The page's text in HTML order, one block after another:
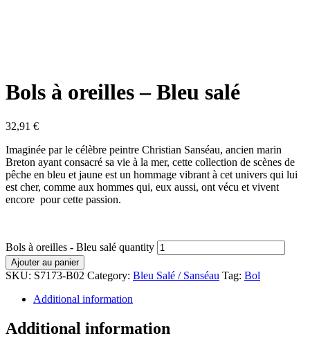
Bols à oreilles – Bleu salé
32,91 €
Imaginée par le célèbre peintre Christian Sanséau, ancien marin
Breton ayant consacré sa vie à la mer, cette collection de scènes de
pêche en bleu et jaune est un hommage vibrant à cet univers qui lui
est cher, comme aux hommes qui, eux aussi, ont vécu et vivent
encore pour cette passion.
Bols à oreilles - Bleu salé quantity
Ajouter au panier
SKU: S7173-B02 Category: Bleu Salé / Sanséau Tag: Bol
Additional information
Additional information